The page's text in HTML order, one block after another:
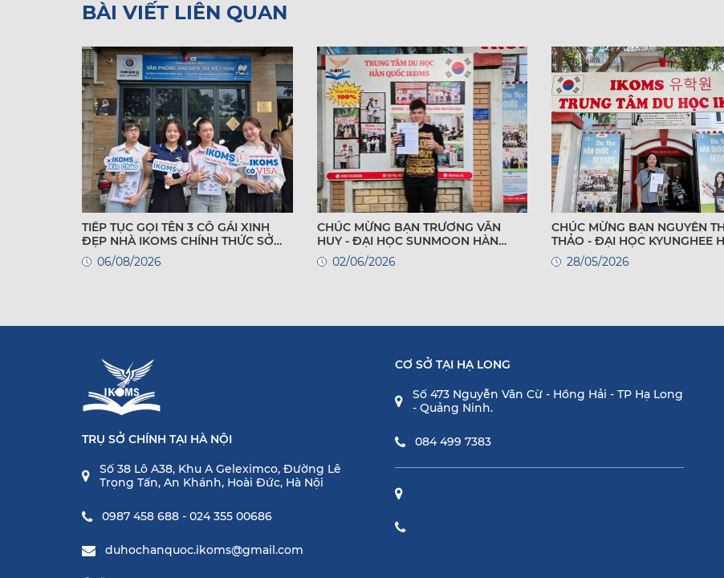
BÀI VIẾT LIÊN QUAN
TIẾP TỤC GỌI TÊN 3 CÔ GÁI XINH
ĐẸP NHÀ IKOMS CHÍNH THỨC SỞ
HỮU VISA DU HỌC HÀN QUỐC!
06/08/2026
CHÚC MỪNG BẠN TRƯƠNG VĂN
HUY - ĐẠI HỌC SUNMOON HÀN
QUỐC
02/06/2026
CHÚC MỪNG BẠN NGUYỄN
THẢO - ĐẠI HỌC KYUNGHEE
QUỐC
28/05/2026
TRỤ SỞ CHÍNH TẠI HÀ NỘI
Số 38 Lô A38, Khu A Geleximco, Đường Lê
Trọng Tấn, An Khánh, Hoài Đức, Hà Nội
0987 458 688 - 024 355 00686
duhochanquoc.ikoms@gmail.com
CƠ SỞ TẠI HẠ LONG
Số 473 Nguyễn Văn Cừ - Hồng Hải - TP Hạ Long
- Quảng Ninh.
084 499 7383